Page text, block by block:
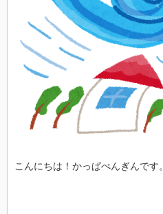
こんにちは！かっぱぺんぎんです。